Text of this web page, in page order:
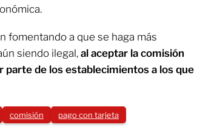
fomentando a que se haga más
siendo ilegal, al aceptar la comisión
parte de los establecimientos a los que
comisión pago con tarjeta